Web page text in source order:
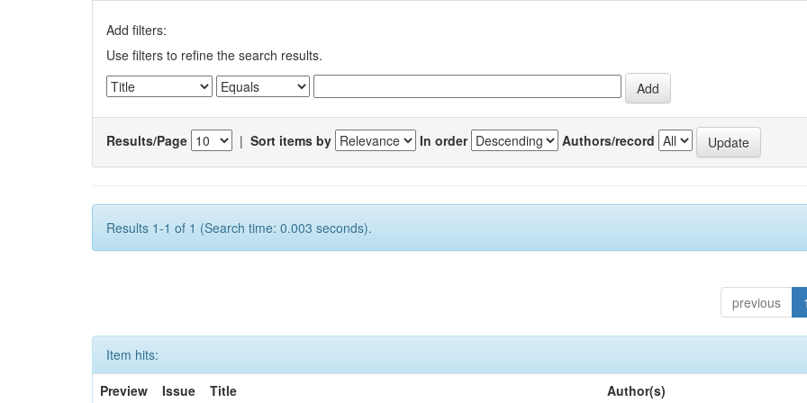
Add filters:
Use filters to refine the search results.
Results/Page | Sort items by In order Authors/record
Results 1-1 of 1 (Search time: 0.003 seconds).
previous 1
Item hits:
Preview
Issue
Title Author(s)